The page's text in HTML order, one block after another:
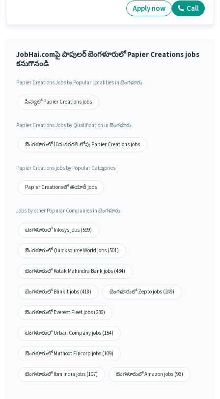
Apply now Call
JobHai.comపై పాపులర్ బెంగళూరులో Papier Creations jobs
కనుగొనండి
Papier Creations Jobs by Popular Localities in బెంగళూరు
పీన్యాలో Papier Creations jobs
Papier Creations Jobs by Qualification in బెంగళూరు
బెంగళూరులో 10వ తరగతి లోపు Papier Creations jobs
Papier Creations jobs by Popular Categories
Papier Creationsలో తయారీ jobs
Jobs by other Popular Companies in బెంగళూరు
బెంగళూరులో Infosys jobs (599)
బెంగళూరులో Quicksource World jobs (501)
బెంగళూరులో Kotak Mahindra Bank jobs (434)
బెంగళూరులో Blinkit jobs (418) బెంగళూరులో Zepto jobs (249)
బెంగళూరులో Everest Fleet jobs (236)
బెంగళూరులో Urban Company jobs (154)
బెంగళూరులో Muthoot Fincorp jobs (109)
బెంగళూరులో Ibm India jobs (107) బెంగళూరులో Amazon jobs (96)